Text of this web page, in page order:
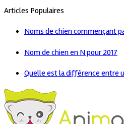
Articles Populaires
Noms de chien commençant
Nom de chien en N pour 2017
Quelle est la différence entre